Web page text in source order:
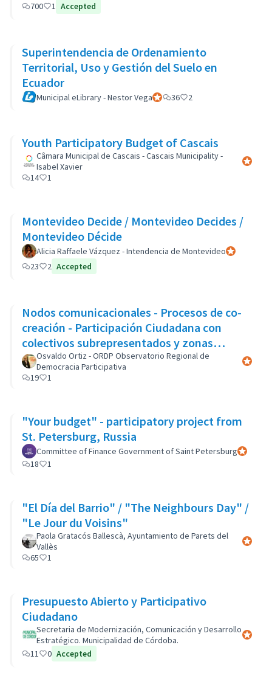
700
1 Accepted
Superintendencia de Ordenamiento
Territorial, Uso y Gestión del Suelo en
Ecuador
Municipal eLibrary - Nestor VegaOfficial participant
36 2
Youth Participatory Budget of Cascais
Câmara Municipal de Cascais - Cascais Municipality -
Isabel Xavier
Official
14
1
Montevideo Decide / Montevideo Decides /
Montevideo Décide
Alicia Raffaele Vázquez - Intendencia de MontevideoOfficial
23
2 Accepted
Nodos comunicacionales - Procesos de co-
creación - Participación Ciudadana con
colectivos subrepresentados y zonas
marginales
Osvaldo Ortiz - ORDP Observatorio Regional de
Democracia Participativa
Official
19
1
"Your budget" - participatory project from
St. Petersburg, Russia
Committee of Finance Government of Saint PetersburgOfficial
18
1
"El Día del Barrio" / "The Neighbours Day" /
"Le Jour du Voisins"
Paola Gratacós Ballescà, Ayuntamiento de Parets del
Vallès
Official
65
1
Presupuesto Abierto y Participativo
Ciudadano
Secretaria de Modernización, Comunicación y Desarrollo
Estratégico. Municipalidad de Córdoba.
Official
11
0 Accepted